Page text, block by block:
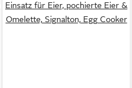
Einsatz für Eier, pochierte Eier &
Omelette, Signalton, Egg Cooker